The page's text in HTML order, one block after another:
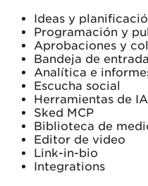
Ideas y
Programación y
Aprobaciones y
Bandeja de
Analítica e
Escucha social
Herramientas de IA
Sked MCP
Biblioteca de
Editor de video
Link-in-bio
Integrations